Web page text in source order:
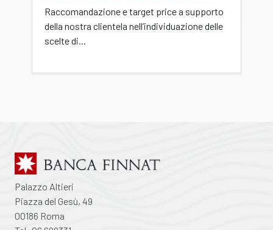
Raccomandazione e target price a supporto
della nostra clientela nell’individuazione delle
scelte di...
Palazzo Altieri
Piazza del Gesù, 49
00186 Roma